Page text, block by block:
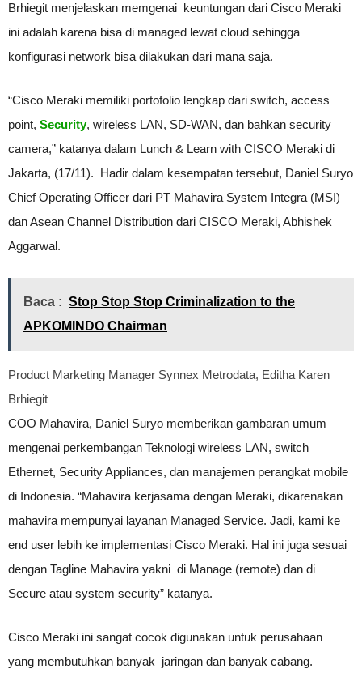
Brhiegit menjelaskan memgenai keuntungan dari Cisco Meraki
ini adalah karena bisa di managed lewat cloud sehingga
konfigurasi network bisa dilakukan dari mana saja.
“Cisco Meraki memiliki portofolio lengkap dari switch, access
point, Security, wireless LAN, SD-WAN, dan bahkan security
camera,” katanya dalam Lunch & Learn with CISCO Meraki di
Jakarta, (17/11). Hadir dalam kesempatan tersebut, Daniel Suryo
Chief Operating Officer dari PT Mahavira System Integra (MSI)
dan Asean Channel Distribution dari CISCO Meraki, Abhishek
Aggarwal.
Baca : Stop Stop Stop Criminalization to the
APKOMINDO Chairman
Product Marketing Manager Synnex Metrodata, Editha Karen
Brhiegit
COO Mahavira, Daniel Suryo memberikan gambaran umum
mengenai perkembangan Teknologi wireless LAN, switch
Ethernet, Security Appliances, dan manajemen perangkat mobile
di Indonesia. “Mahavira kerjasama dengan Meraki, dikarenakan
mahavira mempunyai layanan Managed Service. Jadi, kami ke
end user lebih ke implementasi Cisco Meraki. Hal ini juga sesuai
dengan Tagline Mahavira yakni di Manage (remote) dan di
Secure atau system security” katanya.
Cisco Meraki ini sangat cocok digunakan untuk perusahaan
yang membutuhkan banyak jaringan dan banyak cabang.